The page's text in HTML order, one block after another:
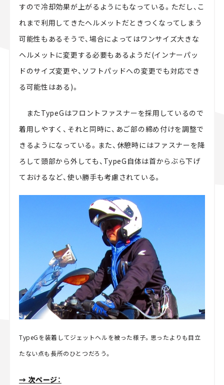
すので冷却効果が上がるようにもなっている。ただし、こ
れまで利用してきたヘルメットだときつくなってしまう
可能性もあるそうで、場合によってはワンサイズ大きな
ヘルメットに変更する必要もあるようだ(インナーパッ
ドのサイズ変更や、ソフトパッドへの変更でも対応でき
る可能性はある)。
またTypeGはフロントファスナーを採用しているので
着用しやすく、それと同時に、あご部の締め付けを調整で
きるようになっている。また、休憩時にはファスナーを降
ろして頭部から外しても、TypeG自体は首からぶら下げ
ておけるなど、使い勝手も考慮されている。
TypeGを装着してジェットヘルを被った様子。思ったよりも目立
たない点も長所のひとつだろう。
→ 次ページ：